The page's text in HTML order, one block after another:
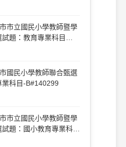
市立國民小學教師暨學
題：教育專業科目
國民小學教師聯合甄選
科目-B#140299
市立國民小學教師暨學
題：國小教育專業科目